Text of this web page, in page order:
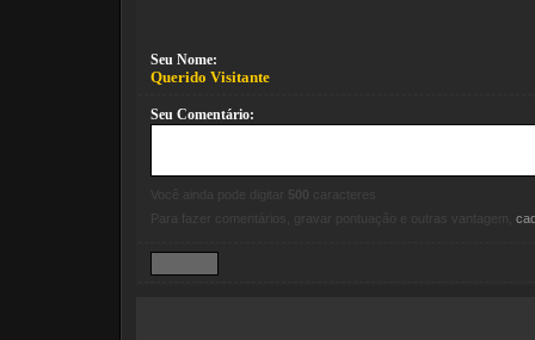
Seu Nome:
Querido Visitante
Seu Comentário:
500
Para fazer comentários, gravar pontuação e outras vantagem,